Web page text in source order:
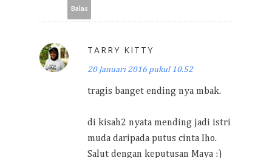
Balas
TARRY KITTY
20 Januari 2016 pukul 10.52
tragis banget ending nya mbak.
di kisah2 nyata mending jadi istri
muda daripada putus cinta lho.
Salut dengan keputusan Maya :)